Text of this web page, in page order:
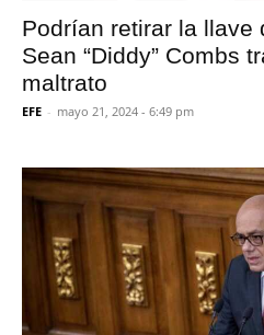
Podrían retirar la llave
Sean “Diddy” Combs
maltrato
EFE - mayo 21, 2024 - 6:49 pm